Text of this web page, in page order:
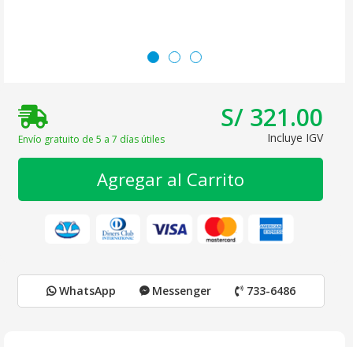
Envío gratuito de 5 a 7 días útiles
S/ 321.00
Incluye IGV
Agregar al Carrito
WhatsApp Messenger 733-6486